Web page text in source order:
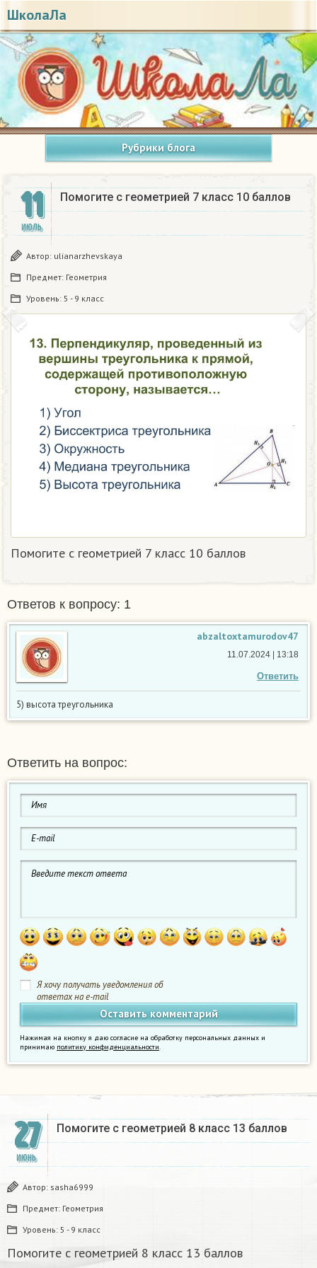
ШколаЛа
Рубрики блога
11
ИЮЛЬ
Помогите с геометрией 7 класс 10 баллов
Автор: ulianarzhevskaya
Предмет: Геометрия
Уровень: 5 - 9 класс
Помогите с геометрией 7 класс 10 баллов
Ответов к вопросу: 1
abzaltoxtamurodov47
Ответить
11.07.2024 | 13:18
5) высота треугольника
Ответить на вопрос:
Я хочу получать уведомления об
ответах на e-mail
Нажимая на кнопку я даю согласие на обработку персональных данных и
принимаю политику конфиденциальности.
27
ИЮНЬ
Помогите с геометрией 8 класс 13 баллов
Автор: sasha6999
Предмет: Геометрия
Уровень: 5 - 9 класс
Помогите с геометрией 8 класс 13 баллов